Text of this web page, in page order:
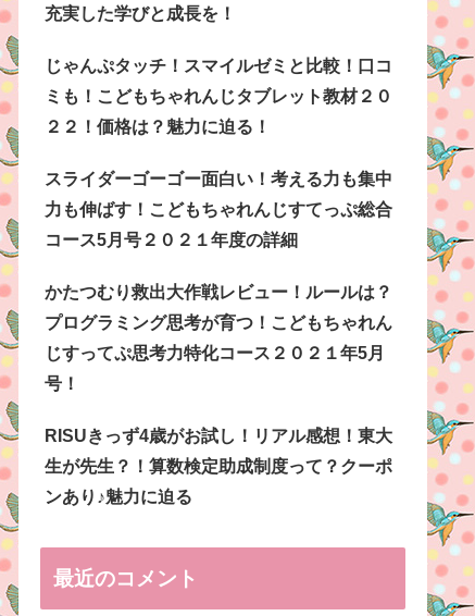
充実した学びと成長を！
じゃんぷタッチ！スマイルゼミと比較！口コ
ミも！こどもちゃれんじタブレット教材２０
２２！価格は？魅力に迫る！
スライダーゴーゴー面白い！考える力も集中
力も伸ばす！こどもちゃれんじすてっぷ総合
コース5月号２０２１年度の詳細
かたつむり救出大作戦レビュー！ルールは？
プログラミング思考が育つ！こどもちゃれん
じすってぷ思考力特化コース２０２１年5月
号！
RISUきっず4歳がお試し！リアル感想！東大
生が先生？！算数検定助成制度って？クーポ
ンあり♪魅力に迫る
最近のコメント